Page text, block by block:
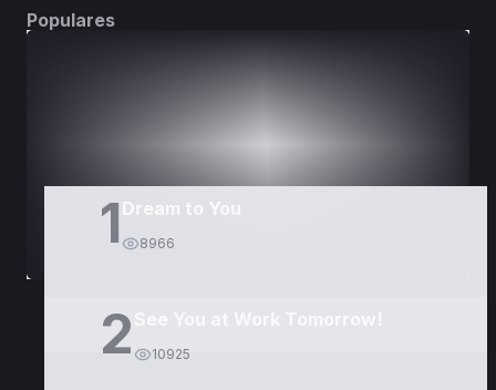
Populares
1 Dream to You
8966
2 10925